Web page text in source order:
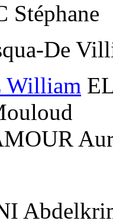
Stéphane
De